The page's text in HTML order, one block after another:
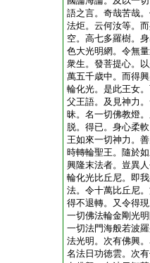
語之言。奇哉苦哉
法炬。云何汝等。
空。高七多羅樹。
色大光明網。令無
衆生。發菩提心。
萬五千歳中。而得
輪化光。是此王女
父王語。及見神力
昧。名一切佛教燈
脱。得已。身心柔
王如來一切神力。
時轉輪聖王。隨於
興隆末法者。豈異
輪化光比丘尼。即
法。令十萬比丘尼
得不退轉。又令得
一切佛法輪金剛光
一切法門海般若波
法光明。次有佛興
名法日功徳雲。次